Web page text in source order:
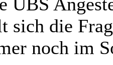
sich die
noch im